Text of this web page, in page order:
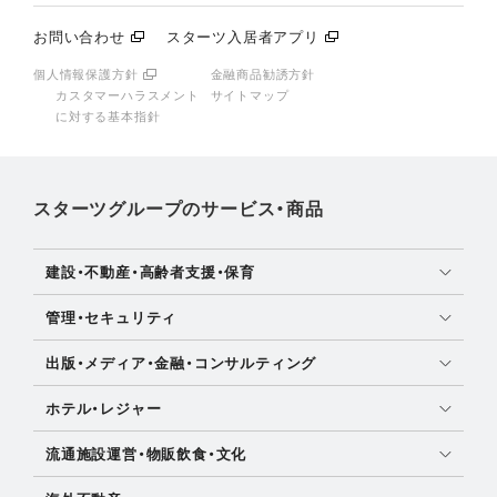
お問い合わせ スターツ入居者アプリ
個人情報保護方針
金融商品勧誘方針
カスタマーハラスメント
に対する基本指針
サイトマップ
スターツグループのサービス・商品
建設・不動産・高齢者支援・保育
土地活用・免震住宅
新築分譲マンション・新築戸建
注文住宅・リフォーム
賃貸・売買物件情報
管理・セキュリティ
マンション・アパート管理
社宅管理
時間貸し駐車場
ビル管理
出版・メディア・金融・コンサルティング
女性・OL向け情報
住宅ローン
保険・資産運用
ホテル・レジャー
ディズニーリゾート(R)パートナーホテル
ビジネスホテル(葛西 ・西葛西 ・流山おおたかの森 )
流通施設運営・物販飲食・文化